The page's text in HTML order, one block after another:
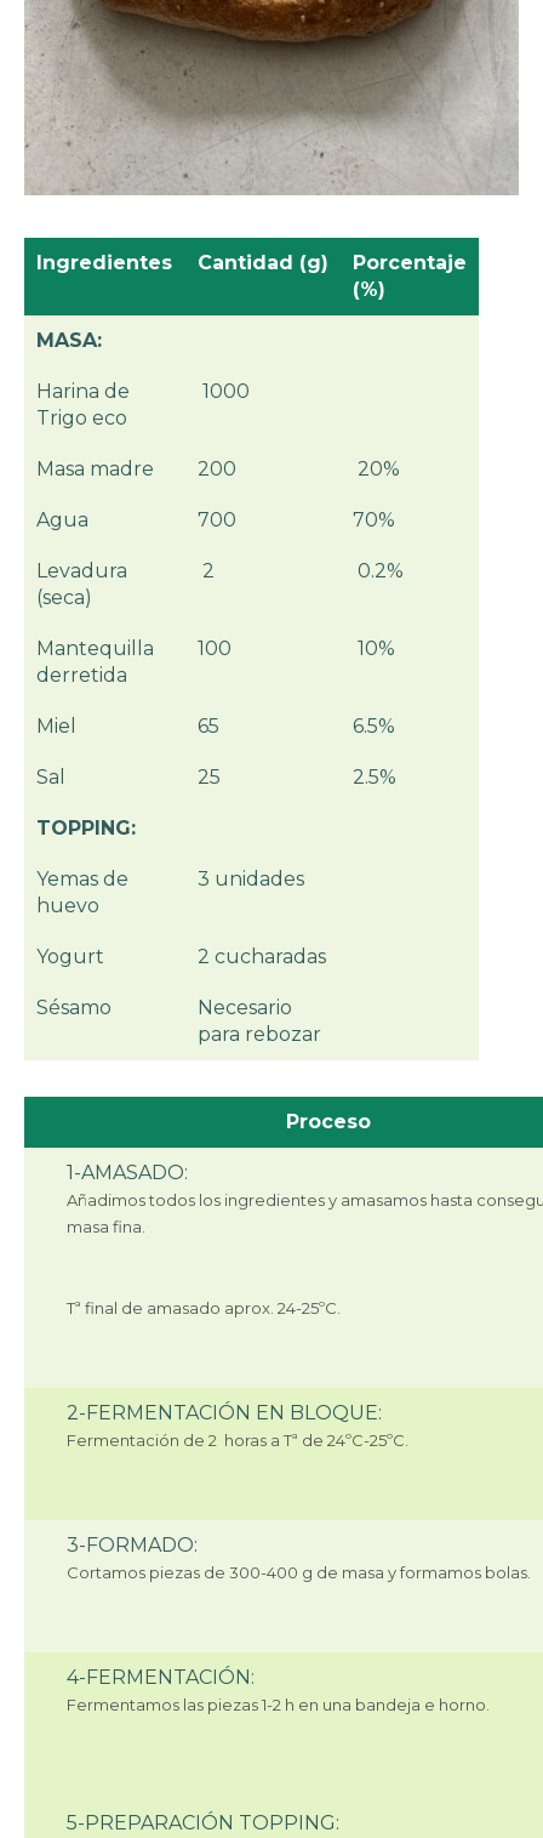
Ingredientes Cantidad (g)
Porcentaje
(%)
MASA:
Harina de
Trigo eco
1000
Masa madre 200 20%
Agua 700 70%
Levadura
(seca)
2 0.2%
Mantequilla
derretida
100 10%
Miel 65 6.5%
Sal 25 2.5%
TOPPING:
Yemas de
huevo
3 unidades
Yogurt 2 cucharadas
Sésamo
Necesario
para rebozar
Proceso
1-AMASADO:
Añadimos todos los ingredientes y amasamos hasta
masa fina.
Tª final de amasado aprox. 24-25ºC.
2-FERMENTACIÓN EN BLOQUE:
Fermentación de 2 horas a Tª de 24ºC-25ºC.
3-FORMADO:
Cortamos piezas de 300-400 g de masa y formamos bolas.
4-FERMENTACIÓN:
Fermentamos las piezas 1-2 h en una bandeja e horno.
5-PREPARACIÓN TOPPING: